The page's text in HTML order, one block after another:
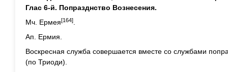
Глас 6-й. Попразднство Вознесения.
Мч. Ермея[164]
Ап. Ермия.
Воскресная служба совершается вместе со службами
(по Триоди).